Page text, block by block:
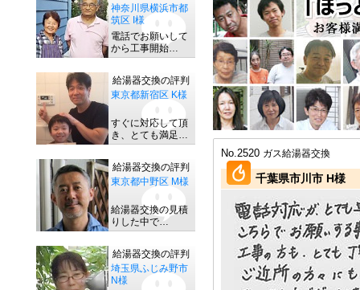
No.2520 ガス給湯器交換
千葉県市川市 H様
神奈川県横浜市都
筑区 I様
電話でお願いして
から工事開始…
給湯器交換の評判
東京都新宿区 K様
すぐに対応して頂
き、とても満足…
給湯器交換の評判
東京都中野区 M様
給湯器交換の見積
りした中で…
給湯器交換の評判
埼玉県ふじみ野市
N様